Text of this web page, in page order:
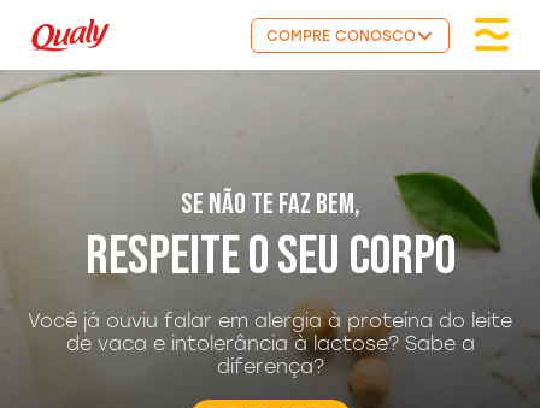
COMPRE CONOSCO
SE NÃO TE FAZ BEM,
RESPEITE O SEU CORPO
Você já ouviu falar em alergia à proteína do leite
de vaca e intolerância à lactose? Sabe a
diferença?